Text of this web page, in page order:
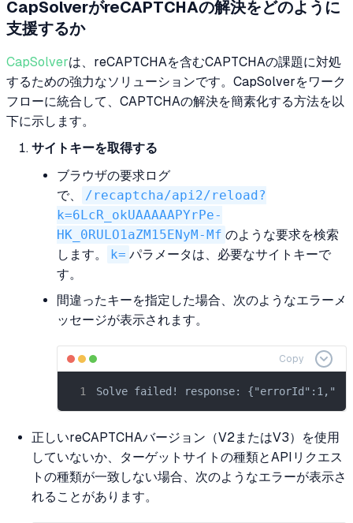
CapSolverがreCAPTCHAの解決をどのように
支援するか
CapSolverは、reCAPTCHAを含むCAPTCHAの課題に対処
するための強力なソリューションです。CapSolverをワーク
フローに統合して、CAPTCHAの解決を簡素化する方法を以
下に示します。
サイトキーを取得する
ブラウザの要求ログ
で、
/recaptcha/api2/reload?
k=6LcR_okUAAAAAPYrPe-
HK_0RULO1aZM15ENyM-Mf のような要求を検索
します。
k= パラメータは、必要なサイトキーで
す。
間違ったキーを指定した場合、次のようなエラーメ
ッセージが表示されます。
Copy
Solve failed! response:
正しいreCAPTCHAバージョン（V2またはV3）を使用
していないか、ターゲットサイトの種類とAPIリクエス
トの種類が一致しない場合、次のようなエラーが表示さ
れることがあります。